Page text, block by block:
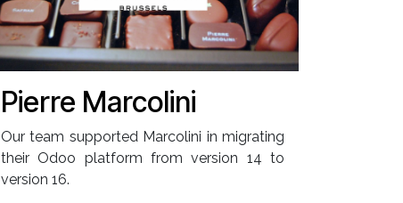
Pierre Marcolini
Our team supported Marcolini in migrating
their Odoo platform from version 14 to
version 16.